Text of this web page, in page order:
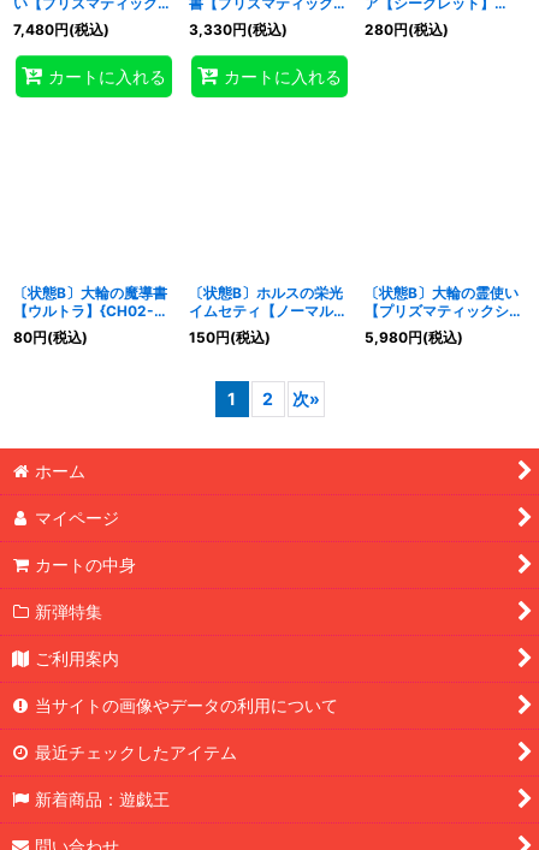
ークレット】{CH02-
JP041}《融合》
7,480円(税込)
カートに入れる
ークレット】{CH02-
JP028}《魔法》
3,330円(税込)
カートに入れる
{CH02-JP001}《モン
スター》
280円(税込)
〔状態B〕大輪の魔導書
【ウルトラ】{CH02-
JP028}《魔法》
80円(税込)
〔状態B〕ホルスの栄光
イムセティ【ノーマル】
{CH02-JP022}《モン
スター》
150円(税込)
〔状態B〕大輪の霊使い
【プリズマティックシー
クレット】{CH02-
JP041}《融合》
5,980円(税込)
1 2 次»
ホーム
マイページ
カートの中身
新弾特集
ご利用案内
当サイトの画像やデータの利用について
最近チェックしたアイテム
新着商品：遊戯王
問い合わせ